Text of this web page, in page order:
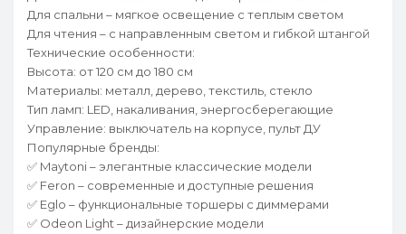
Для спальни – мягкое освещение с теплым светом
Для чтения – с направленным светом и гибкой штангой
Технические особенности:
Высота: от 120 см до 180 см
Материалы: металл, дерево, текстиль, стекло
Тип ламп: LED, накаливания, энергосберегающие
Управление: выключатель на корпусе, пульт ДУ
Популярные бренды:
✅ Maytoni – элегантные классические модели
✅ Feron – современные и доступные решения
✅ Eglo – функциональные торшеры с диммерами
✅ Odeon Light – дизайнерские модели